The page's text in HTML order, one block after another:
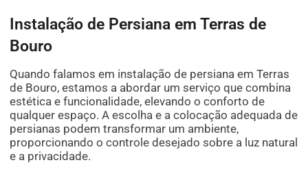
Instalação de Persiana em Terras de
Bouro
Quando falamos em instalação de persiana em Terras
de Bouro, estamos a abordar um serviço que combina
estética e funcionalidade, elevando o conforto de
qualquer espaço. A escolha e a colocação adequada de
persianas podem transformar um ambiente,
proporcionando o controle desejado sobre a luz natural
e a privacidade.